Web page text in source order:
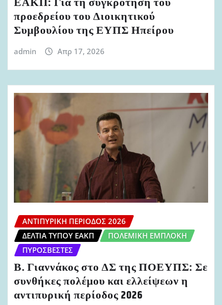
προεδρείου του Διοικητικού
Συμβουλίου της ΕΥΠΣ Ηπείρου
admin Απρ 17, 2026
ΑΝΤΙΠΥΡΙΚΉ ΠΕΡΊΟΔΟΣ 2026
ΔΕΛΤΊΑ ΤΎΠΟΥ ΕΑΚΠ
ΠΟΛΕΜΙΚΉ ΕΜΠΛΟΚΉ
ΠΥΡΟΣΒΈΣΤΕΣ
Β. Γιαννάκος στο ΔΣ της ΠΟΕΥΠΣ: Σε
συνθήκες πολέμου και ελλείψεων η
αντιπυρική περίοδος 2026